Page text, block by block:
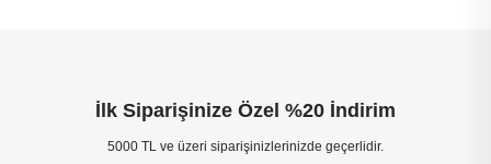
İlk Siparişinize Özel %20 İndirim
5000 TL ve üzeri siparişinizlerinizde geçerlidir.